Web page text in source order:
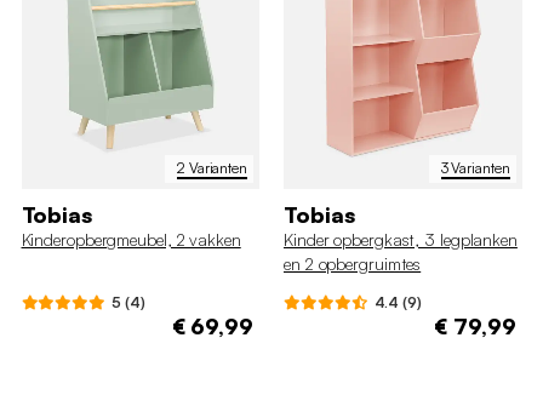
2 Varianten
Tobias
Kinderopbergmeubel, 2 vakken
5 (4)
€ 69,99
3 Varianten
Tobias
Kinder opbergkast, 3 legplanken
en 2 opbergruimtes
4.4 (9)
€ 79,99